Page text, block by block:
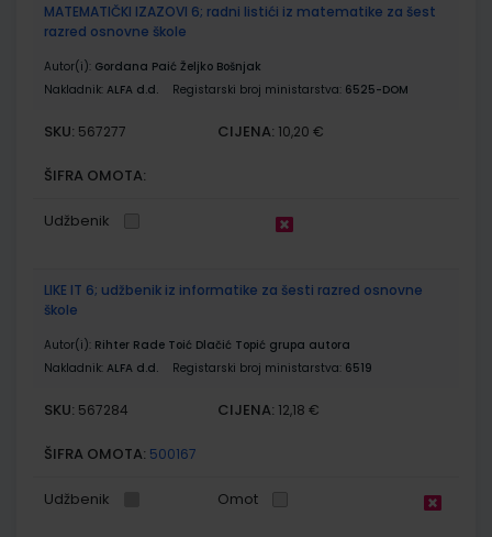
MATEMATIČKI IZAZOVI 6; radni listići iz matematike za šest
razred osnovne škole
Autor(i): Gordana Paić Željko Bošnjak
Nakladnik: ALFA d.d. Registarski broj ministarstva: 6525-DOM
SKU: 567277 CIJENA: 10,20 €
ŠIFRA OMOTA:
Udžbenik
LIKE IT 6; udžbenik iz informatike za šesti razred osnovne
škole
Autor(i): Rihter Rade Toić Dlačić Topić grupa autora
Nakladnik: ALFA d.d. Registarski broj ministarstva: 6519
SKU: 567284 CIJENA: 12,18 €
ŠIFRA OMOTA: 500167
Udžbenik Omot